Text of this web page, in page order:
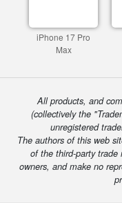
iPhone 17 Pro
Max
All products, and
(collectively the
unregistered
The authors of this web
of the third-party trade
owners, and make no